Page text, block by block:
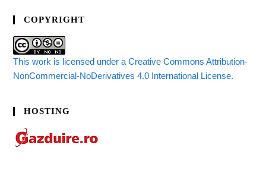
COPYRIGHT
This work is licensed under a Creative Commons Attribution-
NonCommercial-NoDerivatives 4.0 International License.
HOSTING